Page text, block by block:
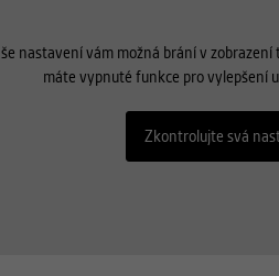
nastavení vám možná brání v
máte vypnuté funkce pro vylepšení
Zkontrolujte svá